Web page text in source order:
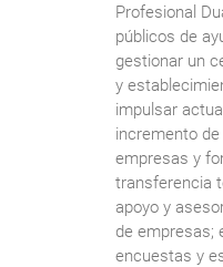
Profesional
públicos de
gestionar un
y
impulsar
incremento
empresas y
transferencia
apoyo y
de empresas;
encuestas y